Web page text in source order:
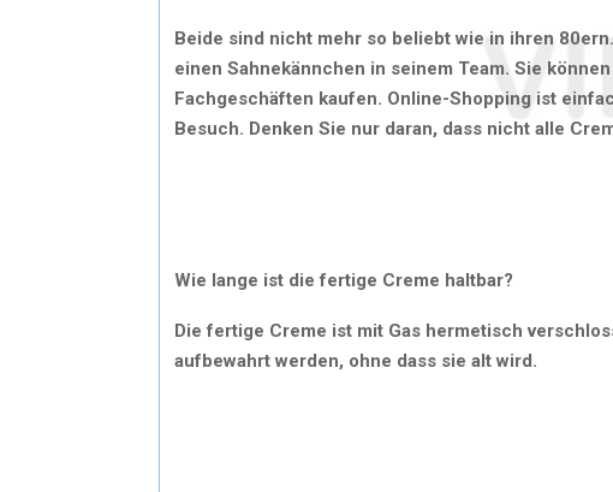
Beide sind nicht mehr so ​​beliebt wie in ihren
einen Sahnekännchen in seinem Team. Sie
Fachgeschäften kaufen. Online-Shopping ist
Besuch. Denken Sie nur daran, dass nicht alle
Wie lange ist die fertige Creme haltbar?
Die fertige Creme ist mit Gas hermetisch
aufbewahrt werden, ohne dass sie alt wird.